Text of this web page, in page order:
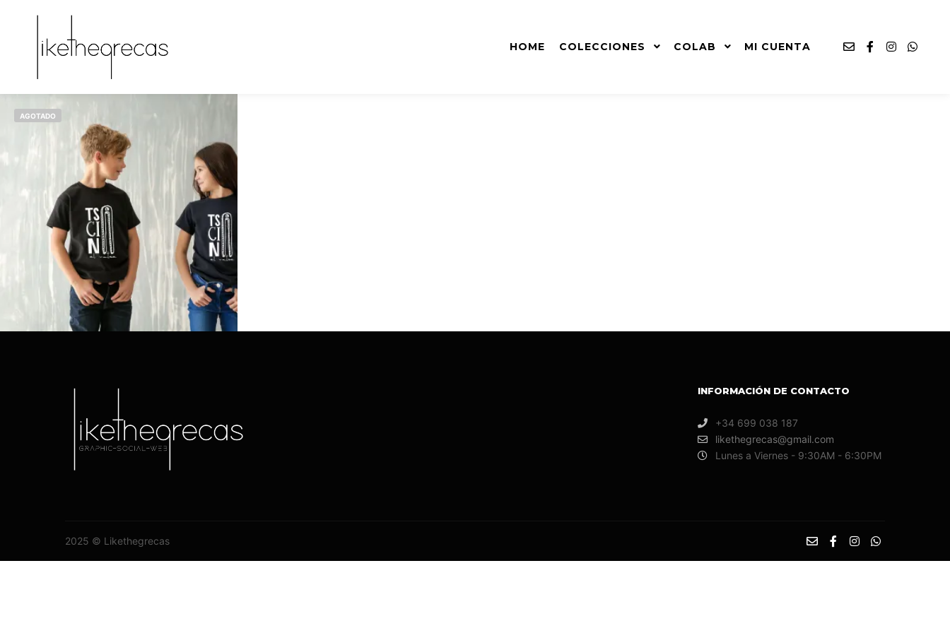
HOME COLECCIONES COLAB MI CUENTA
AGOTADO
€12,00
INFORMACIÓN DE CONTACTO
+34 699 038 187
likethegrecas@gmail.com
Lunes a Viernes - 9:30AM - 6:30PM
2025 © Likethegrecas